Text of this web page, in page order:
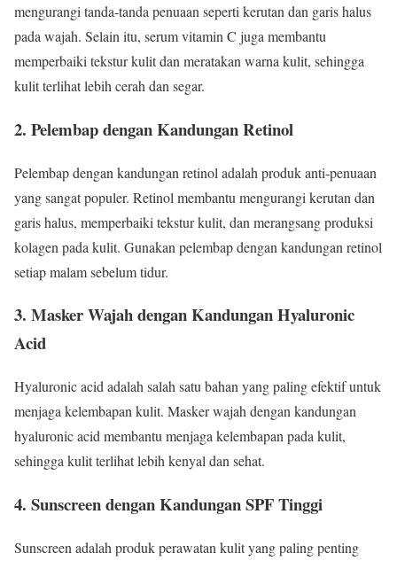
mengurangi tanda-tanda penuaan seperti kerutan dan garis halus
pada wajah. Selain itu, serum vitamin C juga membantu
memperbaiki tekstur kulit dan meratakan warna kulit, sehingga
kulit terlihat lebih cerah dan segar.
2. Pelembap dengan Kandungan Retinol
Pelembap dengan kandungan retinol adalah produk anti-penuaan
yang sangat populer. Retinol membantu mengurangi kerutan dan
garis halus, memperbaiki tekstur kulit, dan merangsang produksi
kolagen pada kulit. Gunakan pelembap dengan kandungan retinol
setiap malam sebelum tidur.
3. Masker Wajah dengan Kandungan Hyaluronic
Acid
Hyaluronic acid adalah salah satu bahan yang paling efektif untuk
menjaga kelembapan kulit. Masker wajah dengan kandungan
hyaluronic acid membantu menjaga kelembapan pada kulit,
sehingga kulit terlihat lebih kenyal dan sehat.
4. Sunscreen dengan Kandungan SPF Tinggi
Sunscreen adalah produk perawatan kulit yang paling penting